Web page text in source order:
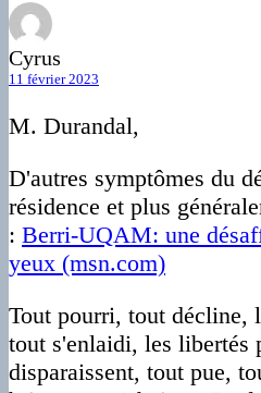
Cyrus
11 février 2023
M. Durandal,
D'autres symptômes du
résidence et plus
: Berri-UQAM: une
yeux (msn.com)
Tout pourri, tout décline,
tout s'enlaidi, les libertés
disparaissent, tout pue,